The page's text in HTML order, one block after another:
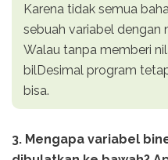
Karena tidak semua
sebuah variabel dengan
Walau tanpa memberi
bilDesimal program
bisa.
3. Mengapa variabel